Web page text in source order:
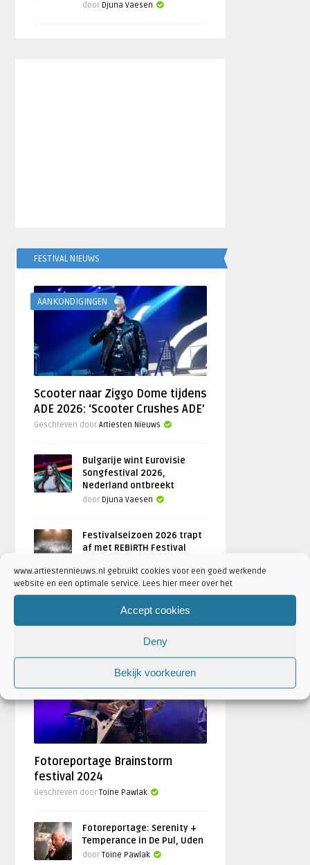
www.artiestennieuws.nl gebruikt cookies voor een goed werkende
website en een optimale service. Lees hier meer over het
Accept cookies
Deny
Bekijk voorkeuren
door Djuna Vaesen
FESTIVAL NIEUWS
AANKONDIGINGEN
Scooter naar Ziggo Dome tijdens
ADE 2026: ‘Scooter Crushes ADE’
Geschreven doorArtiesten Nieuws
Bulgarije wint Eurovisie
Songfestival 2026,
Nederland ontbreekt
door Djuna Vaesen
Festivalseizoen 2026 trapt
af met REBiRTH Festival
FOTOREPORTAGES
Fotoreportage Brainstorm
festival 2024
Geschreven doorToine Pawlak
Fotoreportage: Serenity +
Temperance in De Pul, Uden
doorToine Pawlak